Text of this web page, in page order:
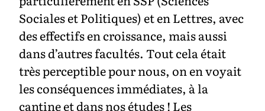
Sociales et Politiques) et en Lettres, avec
des effectifs en croissance, mais aussi
dans d’autres facultés. Tout cela était
très perceptible pour nous, on en voyait
les conséquences immédiates, à la
cantine et dans nos études ! Les